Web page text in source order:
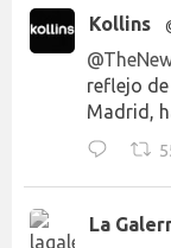
Kollins
reflejo
Madrid,
La